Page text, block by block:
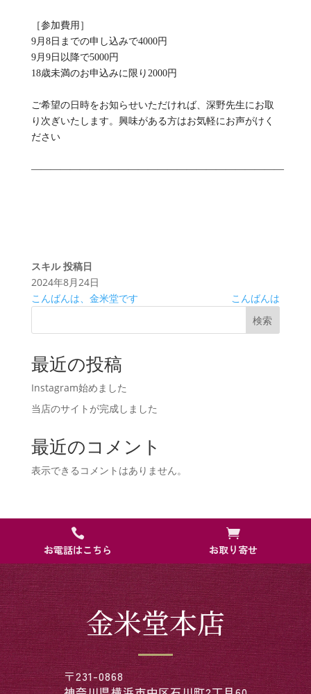
［参加費用］
9月8日までの申し込みで4000円
9月9日以降で5000円
18歳未満のお申込みに限り2000円
ご希望の日時をお知らせいただければ、深野先生にお取
り次ぎいたします。興味がある方はお気軽にお声がけく
ださい
——————————————————————————
スキル 投稿日
2024年8月24日
こんばんは、金米堂です
こんばんは
検索
最近の投稿
Instagram始めました
当店のサイトが完成しました
最近のコメント
表示できるコメントはありません。

お電話はこちら

お取り寄せ
金米堂本店
〒231-0868